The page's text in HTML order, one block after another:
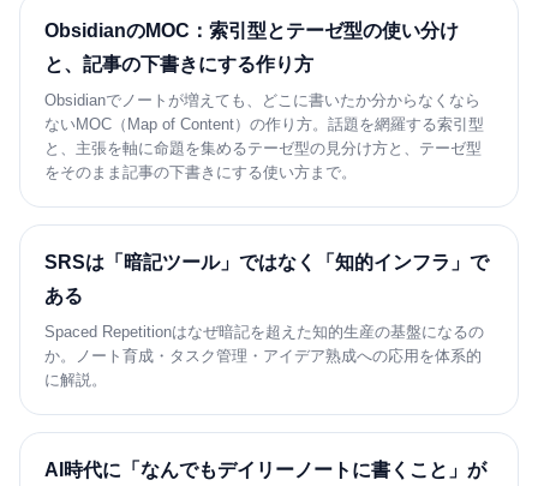
ObsidianのMOC：索引型とテーゼ型の使い分け
と、記事の下書きにする作り方
Obsidianでノートが増えても、どこに書いたか分からなくなら
ないMOC（Map of Content）の作り方。話題を網羅する索引型
と、主張を軸に命題を集めるテーゼ型の見分け方と、テーゼ型
をそのまま記事の下書きにする使い方まで。
SRSは「暗記ツール」ではなく「知的インフラ」で
ある
Spaced Repetitionはなぜ暗記を超えた知的生産の基盤になるの
か。ノート育成・タスク管理・アイデア熟成への応用を体系的
に解説。
AI時代に「なんでもデイリーノートに書くこと」が